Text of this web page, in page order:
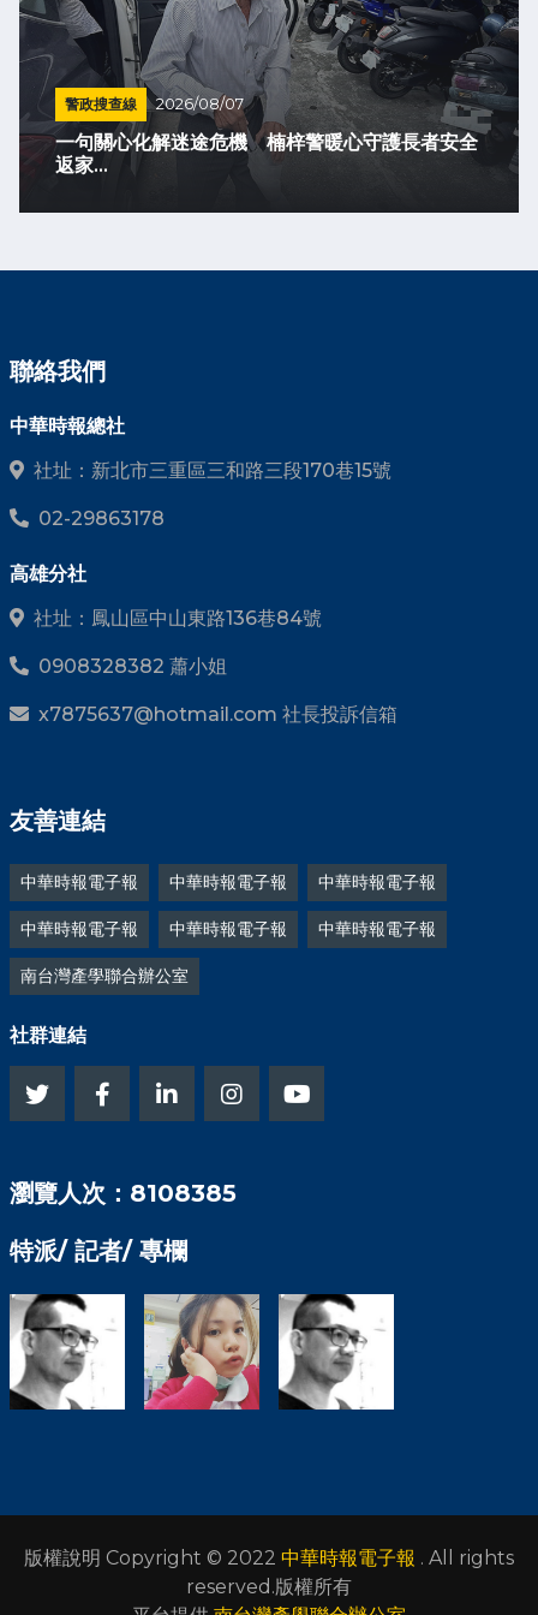
警政搜查線 2026/08/07
一句關心化解迷途危機 楠梓警暖心守護長者安全
返家...
聯絡我們
中華時報總社
社址：新北市三重區三和路三段170巷15號
02-29863178
高雄分社
社址：鳳山區中山東路136巷84號
0908328382 蕭小姐
x7875637@hotmail.com 社長投訴信箱
友善連結
中華時報電子報 中華時報電子報 中華時報電子報
中華時報電子報 中華時報電子報 中華時報電子報
南台灣產學聯合辦公室
社群連結
瀏覽人次：8108385
特派/ 記者/ 專欄
版權說明 Copyright © 2022 中華時報電子報 . All rights
reserved.版權所有